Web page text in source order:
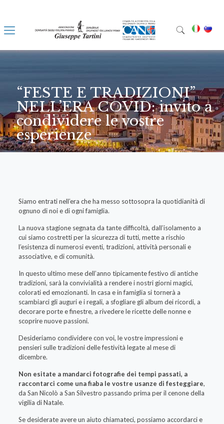
“FESTE E TRADIZIONI”
NELL’ERA COVID: invito a
condividere le vostre
esperienze
Siamo entrati nell’era che ha messo sottosopra la quotidianità di
ognuno di noi e di ogni famiglia.
La nuova stagione segnata da tante difficoltà, dall’isolamento a
cui siamo costretti per la sicurezza di tutti, mette a rischio
l’esistenza di numerosi eventi, tradizioni, attività personali e
associative, e di comunità.
In questo ultimo mese dell’anno tipicamente festivo di antiche
tradizioni, sarà la convivialità a rendere i nostri giorni magici,
colorati ed emozionanti. In casa e in famiglia si tornerà a
scambiarci gli auguri e i regali, a sfogliare gli album dei ricordi, a
decorare porte e finestre, a rivedere le ricette delle nonne e
scoprire nuove passioni.
Desideriamo condividere con voi, le vostre impressioni e
pensieri sulle tradizioni delle festività legate al mese di
dicembre.
Non esitate a mandarci fotografie dei tempi passati, a
raccontarci come una fiaba le vostre usanze di festeggiare,
da San Nicolò a San Silvestro passando prima per il cenone della
vigilia di Natale.
Se desiderate avere un aiuto chiamateci, possiamo accordarci e